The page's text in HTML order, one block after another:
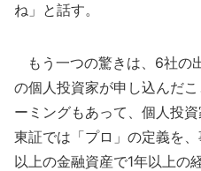
ね」と話す。
もう一つの驚きは、6社の
の個人投資家が申し込んだ
ーミングもあって、個人投
東証では「プロ」の定義を
以上の金融資産で1年以上の